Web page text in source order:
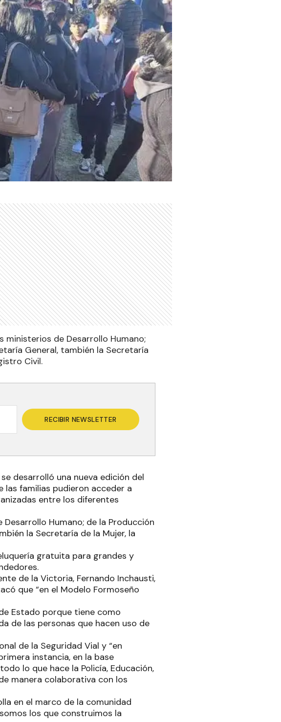
ministerios de Desarrollo Humano;
General, también la Secretaría
Civil.
RECIBIR NEWSLETTER
desarrolló una nueva edición del
las familias pudieron acceder a
entre los diferentes
Humano; de la Producción
la Secretaría de la Mujer, la
gratuita para grandes y
de la Victoria, Fernando Inchausti,
que “en el Modelo Formoseño
Estado porque tiene como
de las personas que hacen uso de
de la Seguridad Vial y “en
instancia, en la base
lo que hace la Policía, Educación,
manera colaborativa con los
en el marco de la comunidad
los que construimos la